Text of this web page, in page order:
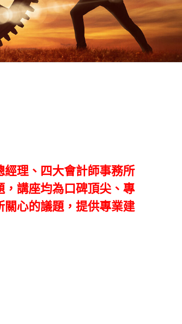
經理、四大會計師事務所
，講座均為口碑頂尖、專
心的議題，提供專業建